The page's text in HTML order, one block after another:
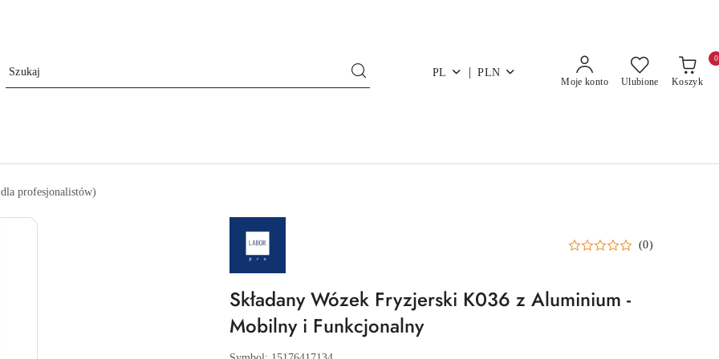
PL | PLN
Moje konto Ulubione Koszyk
0
profesjonalistów)
PRODUCENTA:
LABOR
PRO
(0)
Składany Wózek Fryzjerski K036 z Aluminium -
Mobilny i Funkcjonalny